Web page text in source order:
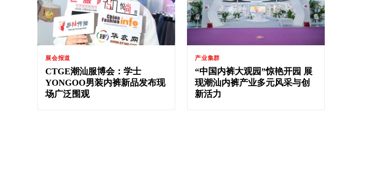
展会报道
CTGE潮汕服博会：学士
YONGOO男装内裤新品发布现
场广泛围观
产业集群
“中国内裤大观园”惊艳开园 展
现潮汕内裤产业多元风采与创
新活力